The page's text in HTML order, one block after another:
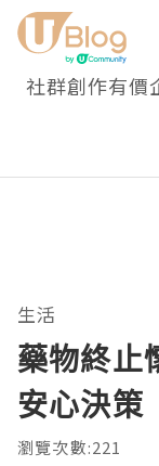
社群創作有價
生活
藥物終止
安心決策
瀏覽次數:221